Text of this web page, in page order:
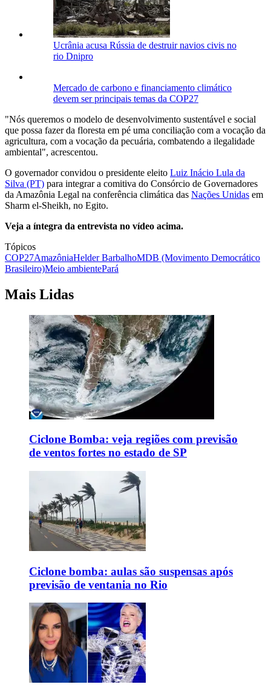
Ucrânia acusa Rússia de destruir navios civis no
rio Dnipro
Mercado de carbono e financiamento climático
devem ser principais temas da COP27
"Nós queremos o modelo de desenvolvimento sustentável e social
que possa fazer da floresta em pé uma conciliação com a vocação da
agricultura, com a vocação da pecuária, combatendo a ilegalidade
ambiental", acrescentou.
O governador convidou o presidente eleito Luiz Inácio Lula da
Silva (PT) para integrar a comitiva do Consórcio de Governadores
da Amazônia Legal na conferência climática das Nações Unidas em
Sharm el-Sheikh, no Egito.
Veja a íntegra da entrevista no vídeo acima.
Tópicos
COP27AmazôniaHelder BarbalhoMDB (Movimento Democrático
Brasileiro)Meio ambientePará
Mais Lidas
Ciclone Bomba: veja regiões com previsão
de ventos fortes no estado de SP
Ciclone bomba: aulas são suspensas após
previsão de ventania no Rio